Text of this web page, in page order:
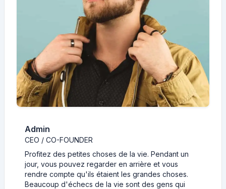
Admin
CEO / CO-FOUNDER
Profitez des petites choses de la vie. Pendant un
jour, vous pouvez regarder en arrière et vous
rendre compte qu'ils étaient les grandes choses.
Beaucoup d'échecs de la vie sont des gens qui